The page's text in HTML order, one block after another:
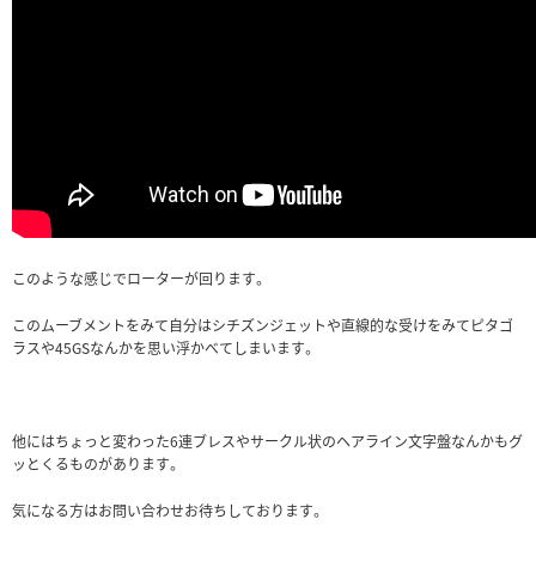
このような感じでローターが回ります。
このムーブメントをみて自分はシチズンジェットや直線的な受けをみてピタゴ
ラスや45GSなんかを思い浮かべてしまいます。
他にはちょっと変わった6連ブレスやサークル状のヘアライン文字盤なんかもグ
ッとくるものがあります。
気になる方はお問い合わせお待ちしております。